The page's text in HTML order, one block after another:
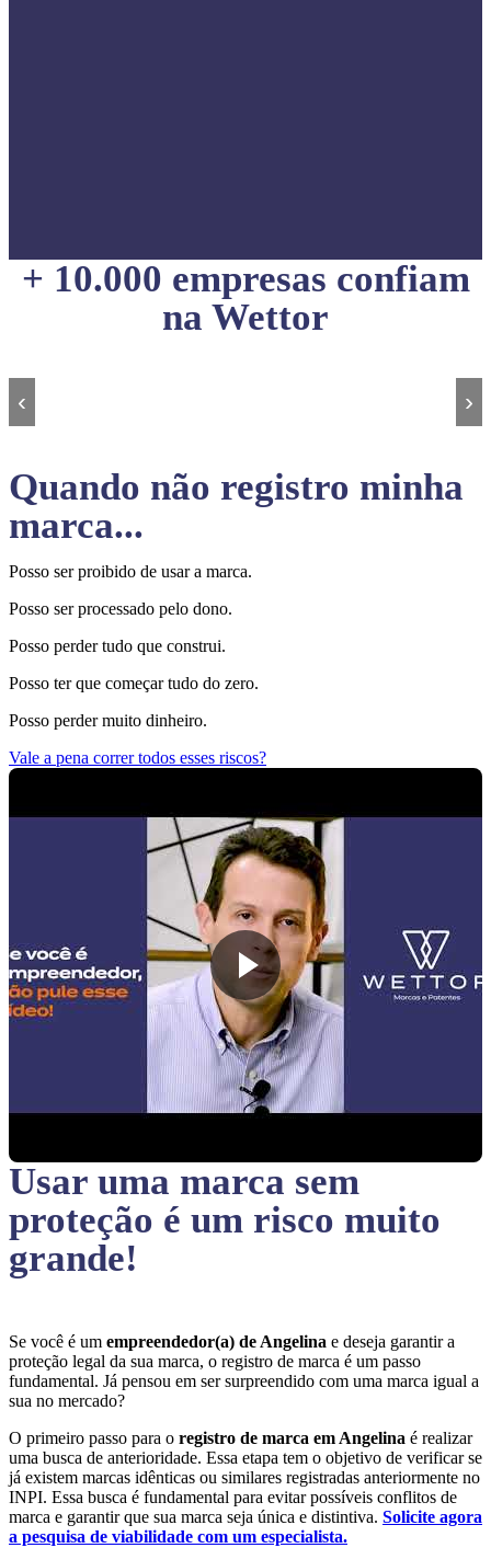
+ 10.000 empresas confiam
na Wettor
‹ ›
Quando não registro minha
marca...
Posso ser proibido de usar a marca.
Posso ser processado pelo dono.
Posso perder tudo que construi.
Posso ter que começar tudo do zero.
Posso perder muito dinheiro.
Vale a pena correr todos esses riscos?
Usar uma marca sem
proteção é um risco muito
grande!
Se você é um empreendedor(a) de Angelina e deseja garantir a
proteção legal da sua marca, o registro de marca é um passo
fundamental. Já pensou em ser surpreendido com uma marca igual a
sua no mercado?
O primeiro passo para o registro de marca em Angelina é realizar
uma busca de anterioridade. Essa etapa tem o objetivo de verificar se
já existem marcas idênticas ou similares registradas anteriormente no
INPI. Essa busca é fundamental para evitar possíveis conflitos de
marca e garantir que sua marca seja única e distintiva. Solicite agora
a pesquisa de viabilidade com um especialista.